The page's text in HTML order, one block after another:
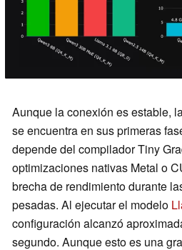
Aunque la conexión es estable,
se encuentra en sus primeras
depende del compilador Tiny
optimizaciones nativas Metal o
brecha de rendimiento durante
pesadas. Al ejecutar el modelo
configuración alcanzó
segundo. Aunque esto es una